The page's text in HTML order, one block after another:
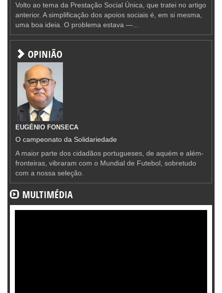
Volto ao tema da Prestação Social Única, que tratei no artigo
anterior. A simplificação dos apoios sociais é, em si mesma,
uma boa ideia. O problema estava —...
OPINIÃO
EUGÉNIO FONSECA
O campeonato da Solidariedade
A maior parte dos cidadãos portugueses, de aquém e além-
fronteiras, vibraram com o Mundial de Futebol, sobretudo
com a nossa seleção.
MULTIMÉDIA